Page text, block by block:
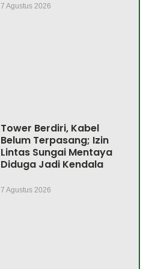
7 Agustus 2026
Tower Berdiri, Kabel
Belum Terpasang; Izin
Lintas Sungai Mentaya
Diduga Jadi Kendala
7 Agustus 2026